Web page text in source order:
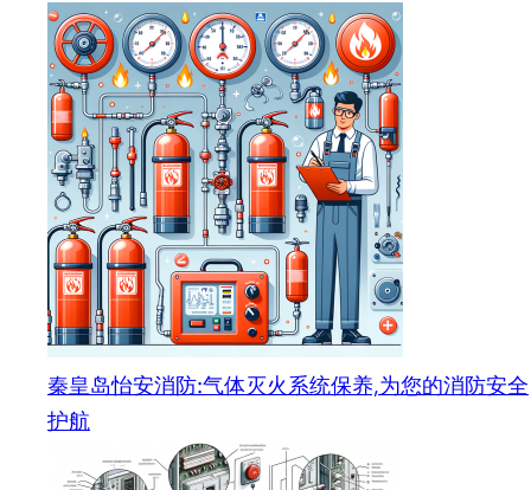
秦皇岛怡安消防:气体灭火系统保养,为您的消防安全
护航